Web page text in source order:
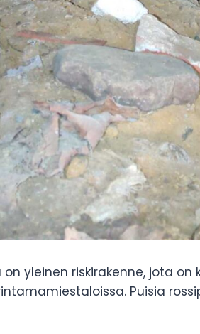
yleinen riskirakenne, jota
Puisia